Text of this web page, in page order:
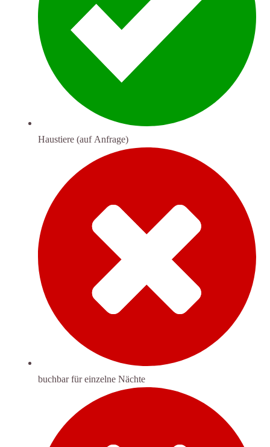
Haustiere (auf Anfrage)
buchbar für einzelne Nächte